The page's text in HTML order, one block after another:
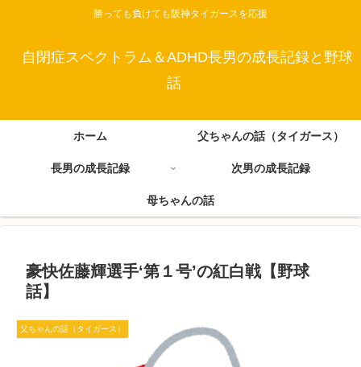
勝っても負けても阪神タイガースを応援
自閉症スペクトラム＆ADHD長男の成長記録と野球
話
ホーム 父ちゃんの話（タイガース）
長男の成長記録 次男の成長記録
母ちゃんの話
豪快佐藤輝選手‘第１号’の紅白戦【野球
話】
父ちゃんの話（タイガース）